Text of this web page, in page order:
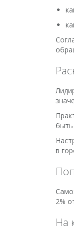
быть
в
2%
На